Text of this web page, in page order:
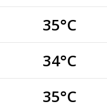
35°C
34°C
35°C